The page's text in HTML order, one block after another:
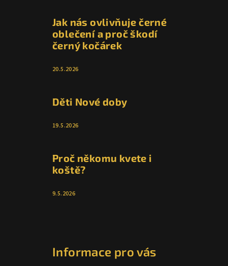
Jak nás ovlivňuje černé
oblečení a proč škodí
černý kočárek
20.5.2026
Děti Nové doby
19.5.2026
Proč někomu kvete i
koště?
9.5.2026
Informace pro vás